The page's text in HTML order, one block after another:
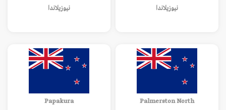
نيوزيلاندا نيوزيلاندا
Palmerston North
Papakura